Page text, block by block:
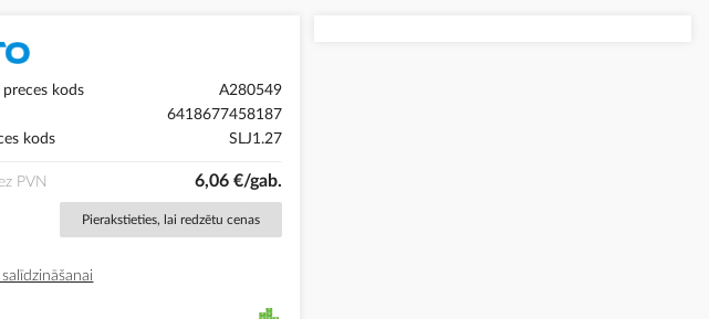
kods
A280549
6418677458187
kods
SLJ1.27
PVN 6,06 €/gab.
Pierakstieties, lai redzētu cenas